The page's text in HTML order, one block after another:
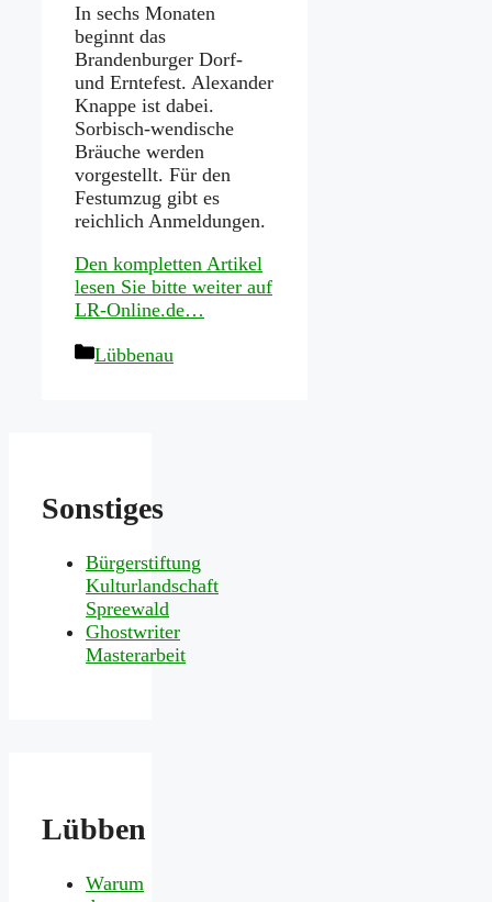
In sechs Monaten
beginnt das
Brandenburger Dorf-
und Erntefest. Alexander
Knappe ist dabei.
Sorbisch-wendische
Bräuche werden
vorgestellt. Für den
Festumzug gibt es
reichlich Anmeldungen.
Den kompletten Artikel
lesen Sie bitte weiter auf
LR-Online.de…
Kategorien
Lübbenau
Sonstiges
Bürgerstiftung
Kulturlandschaft
Spreewald
Ghostwriter
Masterarbeit
Lübben
Warum